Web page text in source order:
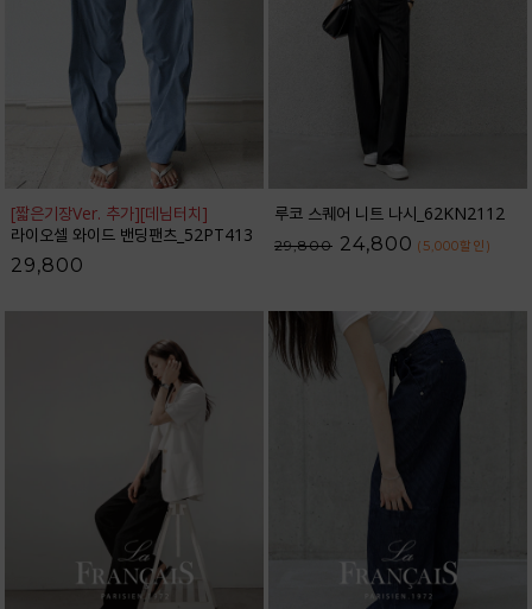
[짧은기장Ver. 추가][데님터치]
라이오셀 와이드 밴딩팬츠_52PT413
29,800
루코 스퀘어 니트 나시_62KN2112
29,800 24,800 (5,000할인 )